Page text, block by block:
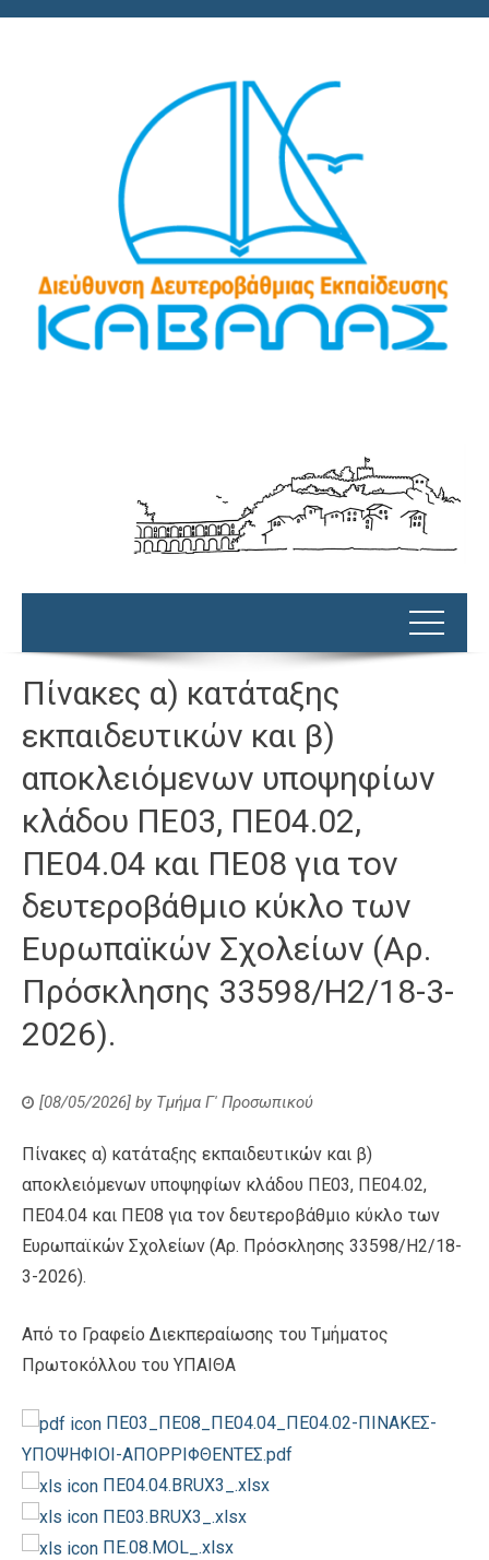
Πίνακες α) κατάταξης
εκπαιδευτικών και β)
αποκλειόμενων υποψηφίων
κλάδου ΠΕ03, ΠΕ04.02,
ΠΕ04.04 και ΠΕ08 για τον
δευτεροβάθμιο κύκλο των
Ευρωπαϊκών Σχολείων (Αρ.
Πρόσκλησης 33598/Η2/18-3-
2026).
[08/05/2026] by Τμήμα Γ' Προσωπικού
Πίνακες α) κατάταξης εκπαιδευτικών και β)
αποκλειόμενων υποψηφίων κλάδου ΠΕ03, ΠΕ04.02,
ΠΕ04.04 και ΠΕ08 για τον δευτεροβάθμιο κύκλο των
Ευρωπαϊκών Σχολείων (Αρ. Πρόσκλησης 33598/Η2/18-
3-2026).
Από το Γραφείο Διεκπεραίωσης του Τμήματος
Πρωτοκόλλου του ΥΠΑΙΘΑ
ΠΕ03_ΠΕ08_ΠΕ04.04_ΠΕ04.02-ΠΙΝΑΚΕΣ-
ΥΠΟΨΗΦΙΟΙ-ΑΠΟΡΡΙΦΘΕΝΤΕΣ.pdf
ΠΕ04.04.BRUX3_.xlsx
ΠΕ03.BRUX3_.xlsx
ΠΕ.08.MOL_.xlsx